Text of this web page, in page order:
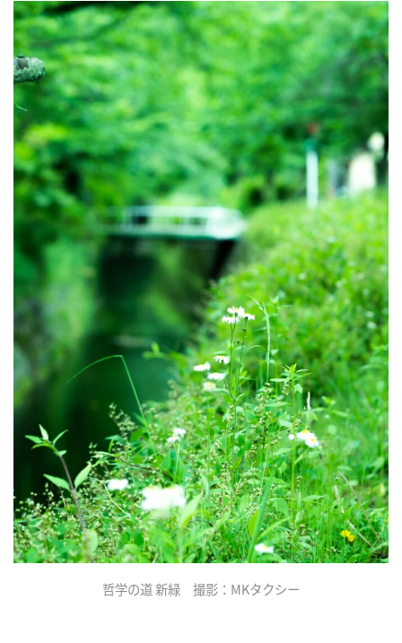
哲学の道 新緑 撮影：MKタクシー